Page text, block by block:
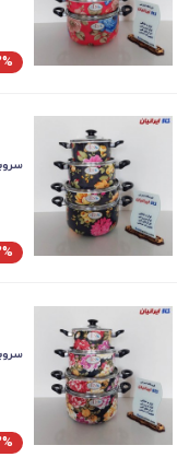
سرویس
سرویس